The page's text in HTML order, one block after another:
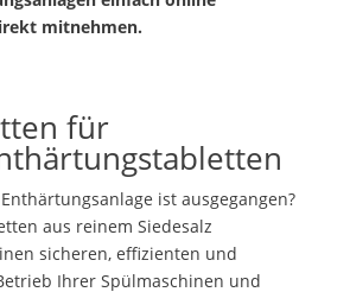
mitnehmen.
für
ist ausgegangen?
aus reinem Siedesalz
sicheren, effizienten und
Ihrer Spülmaschinen und